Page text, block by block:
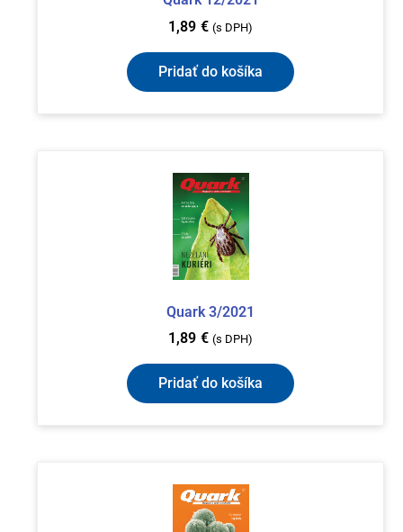
1,89 € (s DPH)
Pridať do košíka
Quark 3/2021
1,89 € (s DPH)
Pridať do košíka